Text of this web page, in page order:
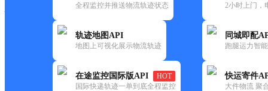
全程监控并推送物流轨迹状态
轨迹地图API
地图上可视化展示物流轨迹
在途监控国际版API
HOT
国际快递轨迹一单到底全程监控
2小时上门，
同城即配
跑腿运力智
快运寄件
大件物流 聚
中通
本溪